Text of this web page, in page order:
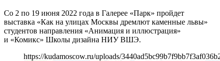
Со 2 по 19 июня 2022 года в Галерее «Парк» пройдет
выставка «Как на улицах Москвы дремлют каменные львы»
студентов направления «Анимация и иллюстрация»
и «Комикс» Школы дизайна НИУ ВШЭ.
https://kudamoscow.ru/uploads/